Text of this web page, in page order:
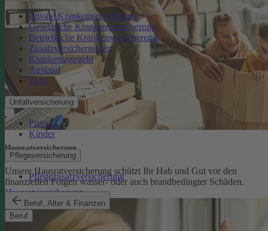
Private Krankenversicherung
Gesetzliche Krankenversicherung
Betriebliche Krankenversicherung
Zusatzversicherungen
Krankentagegeld
Ausland
Tiere
Unfallversicherung
Privat
Kinder
Pflegeversicherung
Pflegezusatzversicherung
Beruf, Alter & Finanzen
Beruf
Hausratversicherung
Unsere Hausratversicherung schützt Ihr Hab und Gut vor den
finanziellen Folgen wasser- oder auch brandbedingter Schäden.
Hausratversicherung